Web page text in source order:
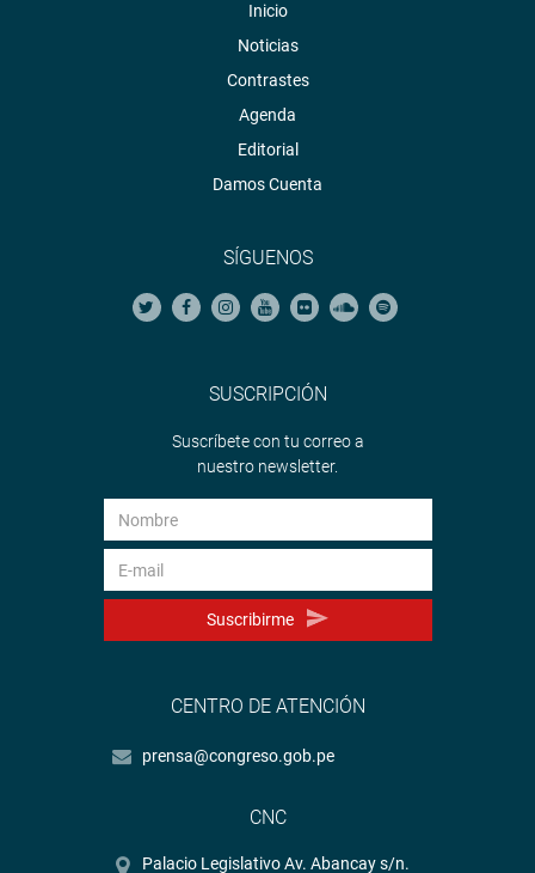
Inicio
Noticias
Contrastes
Agenda
Editorial
Damos Cuenta
SÍGUENOS
SUSCRIPCIÓN
Suscríbete con tu correo a
nuestro newsletter.
Suscribirme
CENTRO DE ATENCIÓN
prensa@congreso.gob.pe
CNC
Palacio Legislativo Av. Abancay s/n.